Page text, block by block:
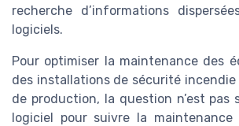
recherche d’informations
logiciels.
Pour optimiser la maintenance des
des installations de sécurité incendie
de production, la question n’est pas
logiciel pour suivre la maintenance